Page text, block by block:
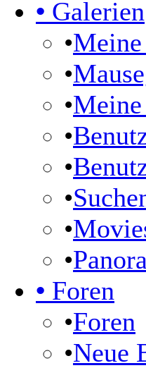
• Galerien
•Meine
•
•
•
•
•
•
•
• Foren
•Foren
•Neue